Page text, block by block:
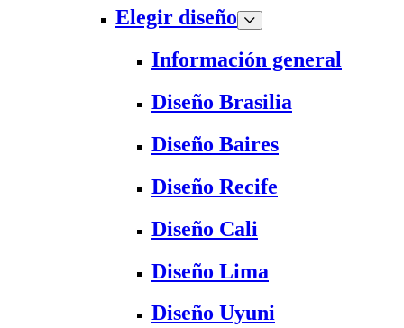
Elegir diseño
Información general
Diseño Brasilia
Diseño Baires
Diseño Recife
Diseño Cali
Diseño Lima
Diseño Uyuni